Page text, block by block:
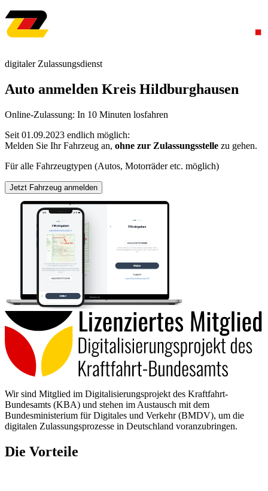
digitaler Zulassungsdienst
Auto anmelden Kreis Hildburghausen
Online-Zulassung: In 10 Minuten losfahren
Seit 01.09.2023 endlich möglich:
Melden Sie Ihr Fahrzeug an, ohne zur Zulassungsstelle zu gehen.
Für alle Fahrzeugtypen (Autos, Motorräder etc. möglich)
Jetzt Fahrzeug anmelden
Wir sind Mitglied im Digitalisierungsprojekt des Kraftfahrt-
Bundesamts (KBA) und stehen im Austausch mit dem
Bundesministerium für Digitales und Verkehr (BMDV), um die
digitalen Zulassungsprozesse in Deutschland voranzubringen.
Die Vorteile